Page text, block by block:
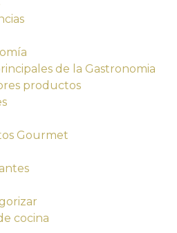
de la Gastronomia
productos
Gourmet
cocina